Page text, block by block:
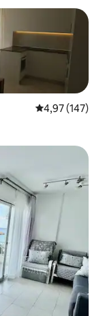
Xếp hạng
4,97 (147)